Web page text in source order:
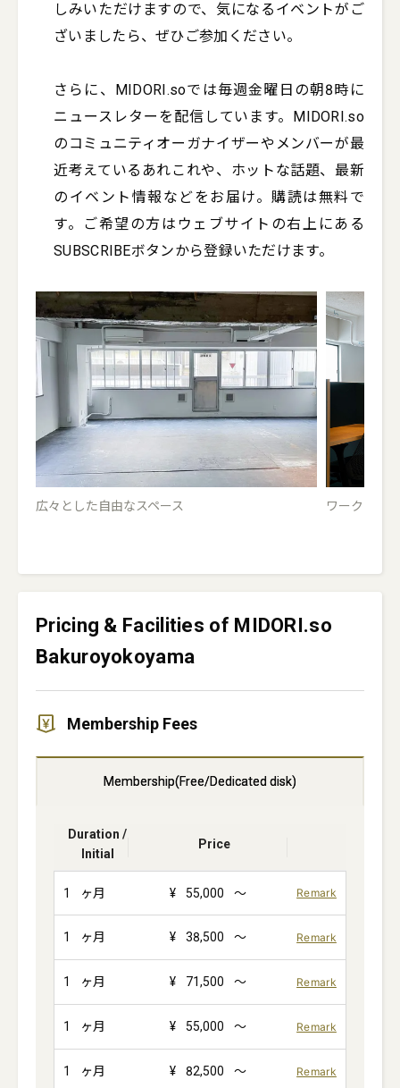
しみいただけますので、気になるイベントがご
ざいましたら、ぜひご参加ください。
さらに、MIDORI.soでは毎週金曜日の朝8時に
ニュースレターを配信しています。MIDORI.so
のコミュニティオーガナイザーやメンバーが最
近考えているあれこれや、ホットな話題、最新
のイベント情報などをお届け。購読は無料で
す。ご希望の方はウェブサイトの右上にある
SUBSCRIBEボタンから登録いただけます。
広々とした自由なスペース ワークスペ
Pricing & Facilities of MIDORI.so
Bakuroyokoyama
Membership Fees
Membership(Free/Dedicated disk)
Duration /
Initial
Price
1 ヶ月 ¥ 55,000 ～ Remark
1 ヶ月 ¥ 38,500 ～ Remark
1 ヶ月 ¥ 71,500 ～ Remark
1 ヶ月 ¥ 55,000 ～ Remark
1 ヶ月 ¥ 82,500 ～ Remark